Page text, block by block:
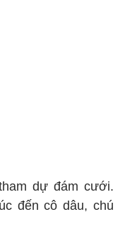
dự đám cưới.
đến cô dâu, chú